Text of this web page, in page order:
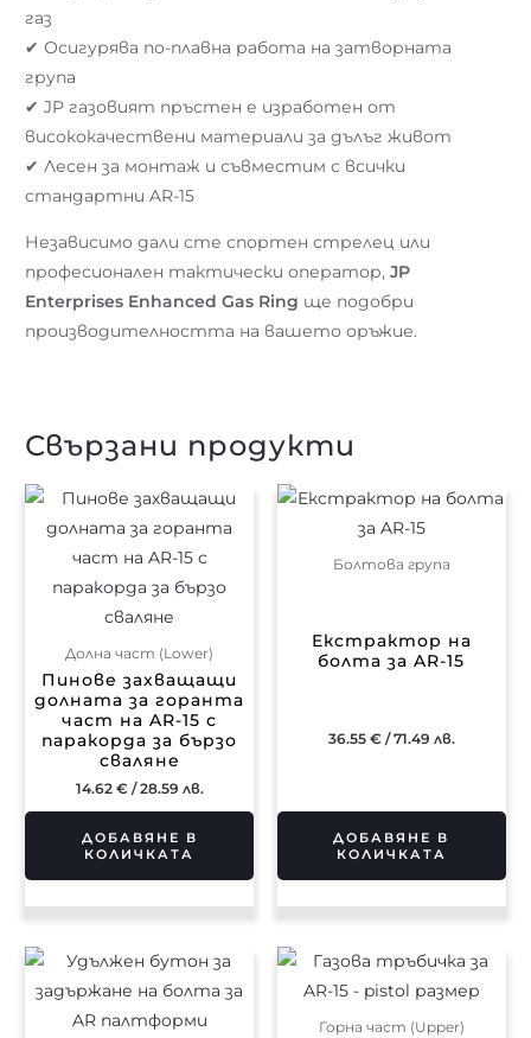
газ
✔ Осигурява по-плавна работа на затворната
група
✔ JP газовият пръстен е изработен от
висококачествени материали за дълъг живот
✔ Лесен за монтаж и съвместим с всички
стандартни AR-15
Независимо дали сте спортен стрелец или
професионален тактически оператор,JP
Enterprises Enhanced Gas Ring ще подобри
производителността на вашето оръжие.
Свързани продукти
Долна част (Lower)
Пинове захващащи
долната за горанта
част на AR-15 с
паракорда за бързо
сваляне
14.62 €/ 28.59 лв.
ДОБАВЯНЕ В
КОЛИЧКАТА
Болтова група
Екстрактор на
болта за AR-15
36.55 €/ 71.49 лв.
ДОБАВЯНЕ В
КОЛИЧКАТА
This
product
Горна част (Upper)